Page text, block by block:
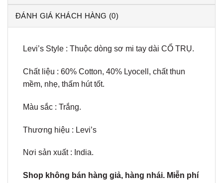
ĐÁNH GIÁ KHÁCH HÀNG (0)
Levi’s Style : Thuộc dòng sơ mi tay dài CỔ TRỤ.
Chất liệu : 60% Cotton, 40% Lyocell, chất thun
mềm, nhẹ, thấm hút tốt.
Màu sắc : Trắng.
Thương hiệu : Levi’s
Nơi sản xuất : India.
Shop không bán hàng giả, hàng nhái. Miễn phí